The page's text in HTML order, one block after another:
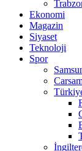
Ekonomi
Magazin
Siyaset
Teknoloji
Spor